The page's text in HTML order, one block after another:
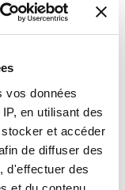
vos données
en utilisant des
et accéder
de diffuser des
d'effectuer des